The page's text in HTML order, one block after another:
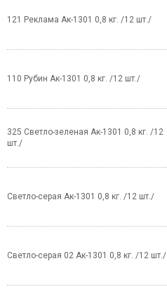
121 Реклама Ак-1301 0,8 кг. /12 шт./
110 Рубин Ак-1301 0,8 кг. /12 шт./
325 Светло-зеленая Ак-1301 0,8 кг. /12
шт./
Светло-серая Ак-1301 0,8 кг. /12 шт./
Светло-серая 02 Ак-1301 0,8 кг. /12 шт./